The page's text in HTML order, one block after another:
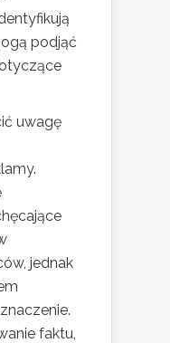
podjąć
uwagę
jednak
faktu,